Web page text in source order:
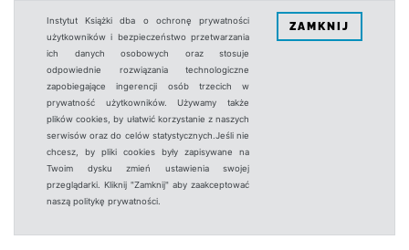
Instytut Książki dba o ochronę prywatności
użytkowników i bezpieczeństwo przetwarzania
ich danych osobowych oraz stosuje
odpowiednie rozwiązania technologiczne
zapobiegające ingerencji osób trzecich w
prywatność użytkowników. Używamy także
plików cookies, by ułatwić korzystanie z naszych
serwisów oraz do celów statystycznych.Jeśli nie
chcesz, by pliki cookies były zapisywane na
Twoim dysku zmień ustawienia swojej
przeglądarki. Kliknij "Zamknij" aby zaakceptować
naszą politykę prywatności.
ZAMKNIJ